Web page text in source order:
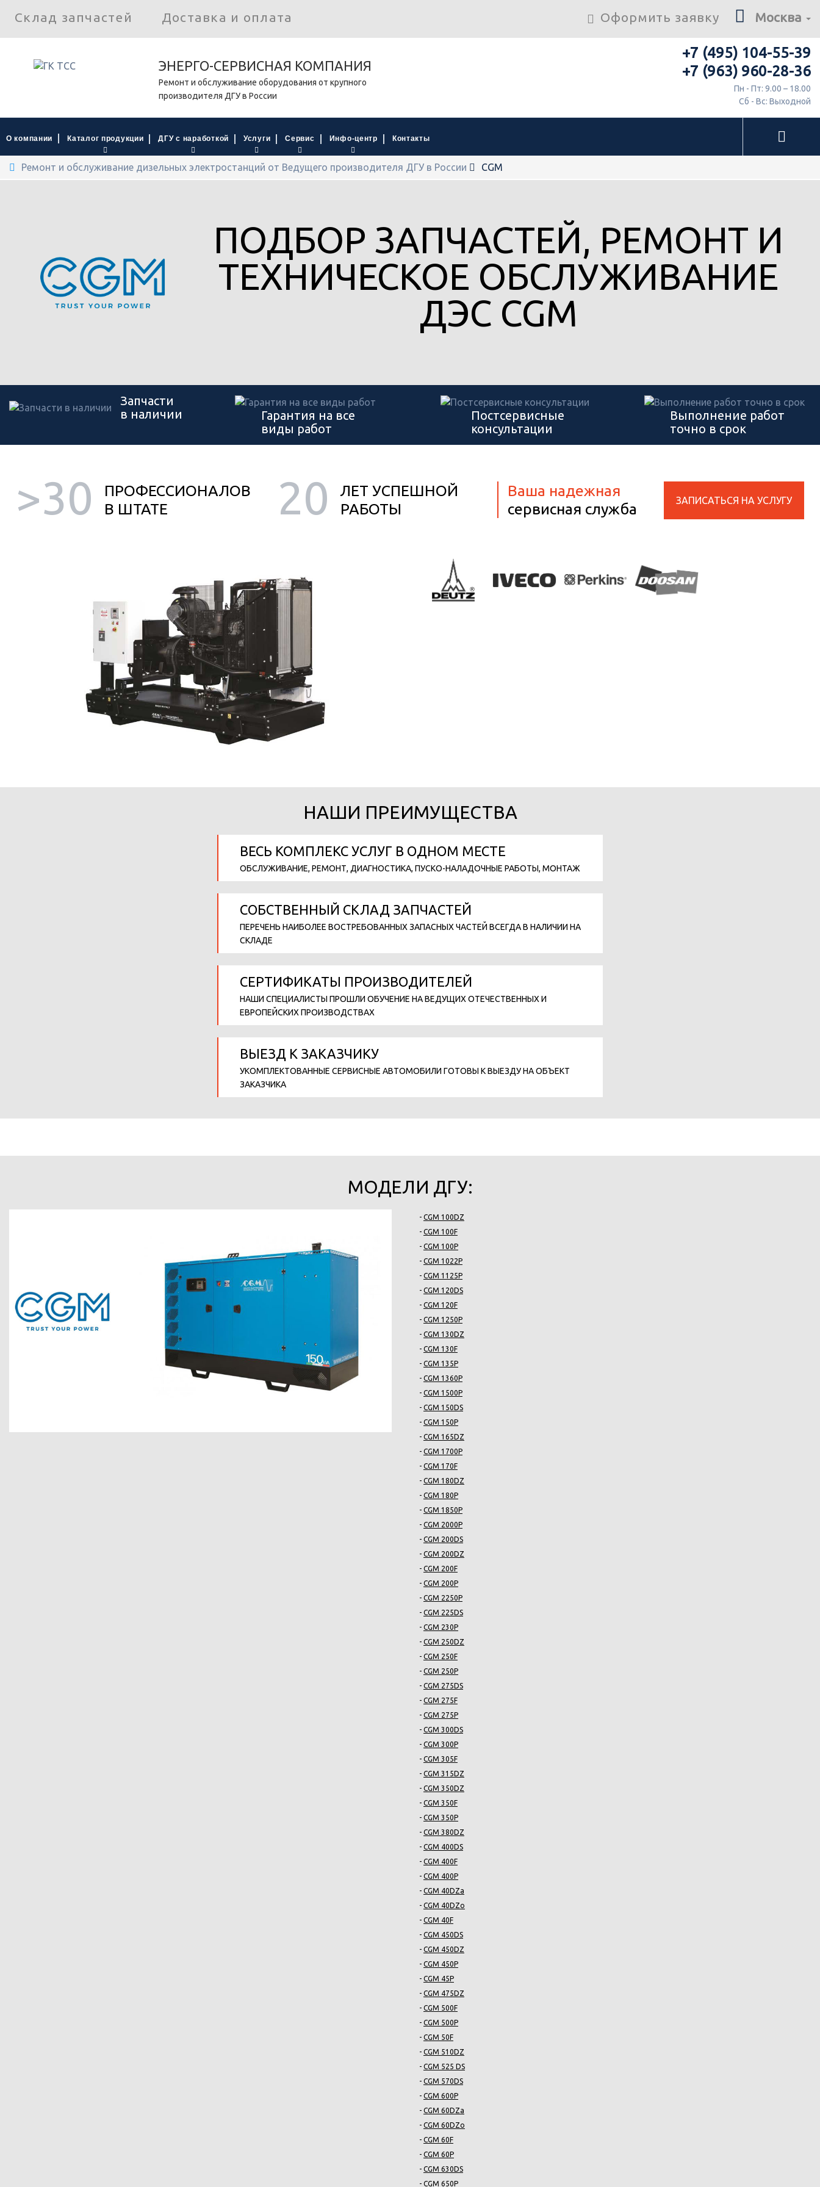
Москва
Склад запчастей Доставка и оплата Оформить заявку
ЭНЕРГО-СЕРВИСНАЯ КОМПАНИЯ
Ремонт и обслуживание оборудования от крупного
производителя ДГУ в России
+7 (495) 104-55-39
+7 (963) 960-28-36
Пн - Пт: 9.00 – 18.00
Сб - Вс: Выходной
О компании Каталог продукции ДГУ с наработкой Услуги Сервис Инфо-центр Контакты
Ремонт и обслуживание дизельных электростанций от Ведущего производителя ДГУ в России CGM
ПОДБОР ЗАПЧАСТЕЙ, РЕМОНТ И
ТЕХНИЧЕСКОЕ ОБСЛУЖИВАНИЕ
ДЭС CGM
Запчасти
в наличии
Гарантия на все
виды работ
Постсервисные
консультации
Выполнение работ
точно в срок
>30
ПРОФЕССИОНАЛОВ
В ШТАТЕ
20
ЛЕТ УСПЕШНОЙ
РАБОТЫ
Ваша надежная
сервисная служба
ЗАПИСАТЬСЯ НА УСЛУГУ
НАШИ ПРЕИМУЩЕСТВА
ВЕСЬ КОМПЛЕКС УСЛУГ В ОДНОМ МЕСТЕ
ОБСЛУЖИВАНИЕ, РЕМОНТ, ДИАГНОСТИКА, ПУСКО-НАЛАДОЧНЫЕ РАБОТЫ, МОНТАЖ
СОБСТВЕННЫЙ СКЛАД ЗАПЧАСТЕЙ
ПЕРЕЧЕНЬ НАИБОЛЕЕ ВОСТРЕБОВАННЫХ ЗАПАСНЫХ ЧАСТЕЙ ВСЕГДА В НАЛИЧИИ НА
СКЛАДЕ
СЕРТИФИКАТЫ ПРОИЗВОДИТЕЛЕЙ
НАШИ СПЕЦИАЛИСТЫ ПРОШЛИ ОБУЧЕНИЕ НА ВЕДУЩИХ ОТЕЧЕСТВЕННЫХ И
ЕВРОПЕЙСКИХ ПРОИЗВОДСТВАХ
ВЫЕЗД К ЗАКАЗЧИКУ
УКОМПЛЕКТОВАННЫЕ СЕРВИСНЫЕ АВТОМОБИЛИ ГОТОВЫ К ВЫЕЗДУ НА ОБЪЕКТ
ЗАКАЗЧИКА
МОДЕЛИ ДГУ:
- CGM 100DZ
- CGM 100F
- CGM 100P
- CGM 1022P
- CGM 1125P
- CGM 120DS
- CGM 120F
- CGM 1250P
- CGM 130DZ
- CGM 130F
- CGM 135P
- CGM 1360P
- CGM 1500P
- CGM 150DS
- CGM 150P
- CGM 165DZ
- CGM 1700P
- CGM 170F
- CGM 180DZ
- CGM 180P
- CGM 1850P
- CGM 2000P
- CGM 200DS
- CGM 200DZ
- CGM 200F
- CGM 200P
- CGM 2250P
- CGM 225DS
- CGM 230P
- CGM 250DZ
- CGM 250F
- CGM 250P
- CGM 275DS
- CGM 275F
- CGM 275P
- CGM 300DS
- CGM 300P
- CGM 305F
- CGM 315DZ
- CGM 350DZ
- CGM 350F
- CGM 350P
- CGM 380DZ
- CGM 400DS
- CGM 400F
- CGM 400P
- CGM 40DZa
- CGM 40DZo
- CGM 40F
- CGM 450DS
- CGM 450DZ
- CGM 450P
- CGM 45P
- CGM 475DZ
- CGM 500F
- CGM 500P
- CGM 50F
- CGM 510DZ
- CGM 525 DS
- CGM 570DS
- CGM 600P
- CGM 60DZa
- CGM 60DZo
- CGM 60F
- CGM 60P
- CGM 630DS
- CGM 650P